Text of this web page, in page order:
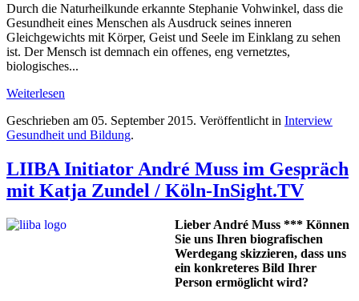
Durch die Naturheilkunde erkannte Stephanie Vohwinkel, dass die
Gesundheit eines Menschen als Ausdruck seines inneren
Gleichgewichts mit Körper, Geist und Seele im Einklang zu sehen
ist. Der Mensch ist demnach ein offenes, eng vernetztes,
biologisches...
Weiterlesen
Geschrieben am 05. September 2015. Veröffentlicht in Interview
Gesundheit und Bildung.
LIIBA Initiator André Muss im Gespräch
mit Katja Zundel / Köln-InSight.TV
Lieber André Muss *** Können
Sie uns Ihren biografischen
Werdegang skizzieren, dass uns
ein konkreteres Bild Ihrer
Person ermöglicht wird?